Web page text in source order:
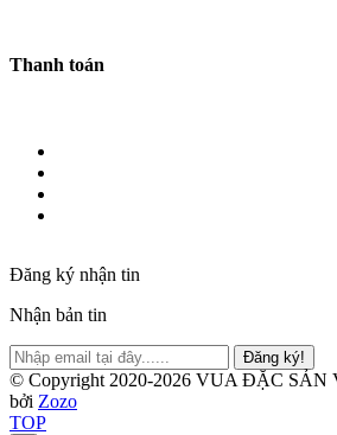
Thanh toán
Đăng ký nhận tin
Nhận bản tin
Đăng ký!
© Copyright 2020-2026 VUA ĐẶC SẢN
bởi Zozo
TOP